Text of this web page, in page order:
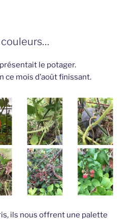
le potager.
ce mois d’août finissant.
ils nous offrent une palette